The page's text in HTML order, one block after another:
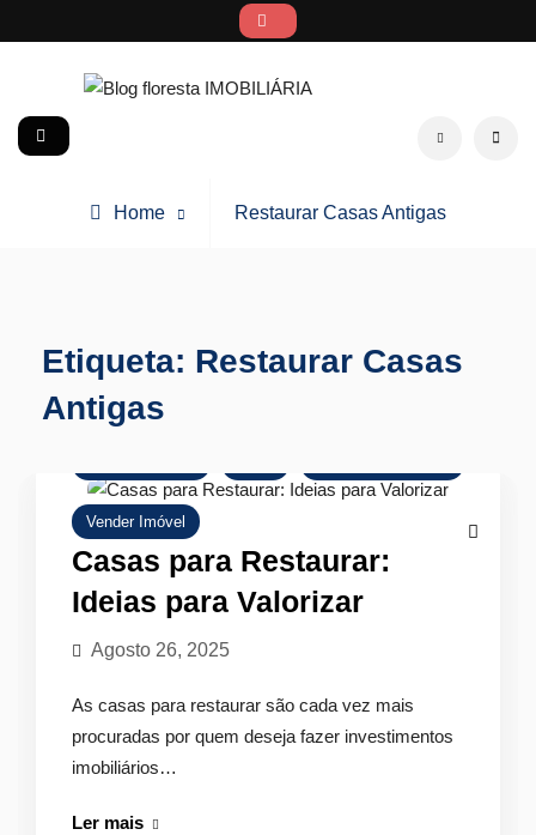
to
Blog floresta IMOBILIÁRIA Search social
Home
Posts
Restaurar Casas Antigas
Etiqueta: Restaurar Casas
Antigas
Vender Imóvel
Casas para Restaurar:
Ideias para Valorizar
Agosto 26, 2025
As casas para restaurar são cada vez mais
procuradas por quem deseja fazer investimentos
imobiliários…
Ler maisCasas